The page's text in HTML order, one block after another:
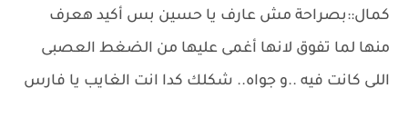
كمال::بصراحة مش عارف يا حسين بس أكيد هعرف
منها لما تفوق لانها أغمى عليها من الضغط العصبى
اللى كانت فيه ..و جواه.. شكلك كدا انت الغايب يا فارس